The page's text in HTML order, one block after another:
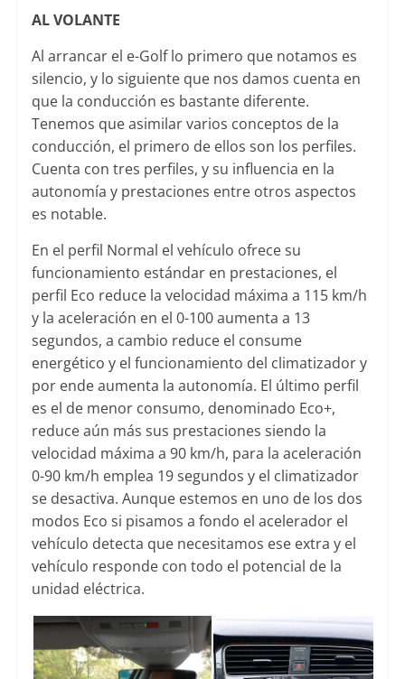
AL VOLANTE
Al arrancar el e-Golf lo primero que notamos es
silencio, y lo siguiente que nos damos cuenta en
que la conducción es bastante diferente.
Tenemos que asimilar varios conceptos de la
conducción, el primero de ellos son los perfiles.
Cuenta con tres perfiles, y su influencia en la
autonomía y prestaciones entre otros aspectos
es notable.
En el perfil Normal el vehículo ofrece su
funcionamiento estándar en prestaciones, el
perfil Eco reduce la velocidad máxima a 115 km/h
y la aceleración en el 0-100 aumenta a 13
segundos, a cambio reduce el consume
energético y el funcionamiento del climatizador y
por ende aumenta la autonomía. El último perfil
es el de menor consumo, denominado Eco+,
reduce aún más sus prestaciones siendo la
velocidad máxima a 90 km/h, para la aceleración
0-90 km/h emplea 19 segundos y el climatizador
se desactiva. Aunque estemos en uno de los dos
modos Eco si pisamos a fondo el acelerador el
vehículo detecta que necesitamos ese extra y el
vehículo responde con todo el potencial de la
unidad eléctrica.